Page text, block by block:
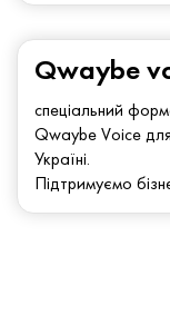
Qwaybe
спеціальний
Qwaybe Voice
Україні.
Підтримуємо